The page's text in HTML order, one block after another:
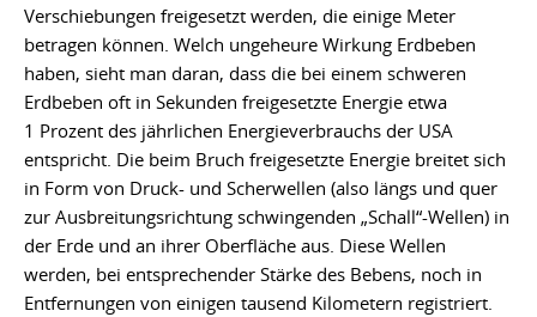
Verschiebungen freigesetzt werden, die einige Meter
betragen können. Welch ungeheure Wirkung Erdbeben
haben, sieht man daran, dass die bei einem schweren
Erdbeben oft in Sekunden freigesetzte Energie etwa
1 Prozent des jährlichen Energieverbrauchs der USA
entspricht. Die beim Bruch freigesetzte Energie breitet sich
in Form von Druck- und Scherwellen (also längs und quer
zur Ausbreitungsrichtung schwingenden „Schall“-Wellen) in
der Erde und an ihrer Oberfläche aus. Diese Wellen
werden, bei entsprechender Stärke des Bebens, noch in
Entfernungen von einigen tausend Kilometern registriert.